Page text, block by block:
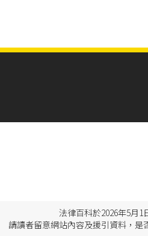
法律百科於2026年5月1
請讀者留意網站內容及援引資料，是